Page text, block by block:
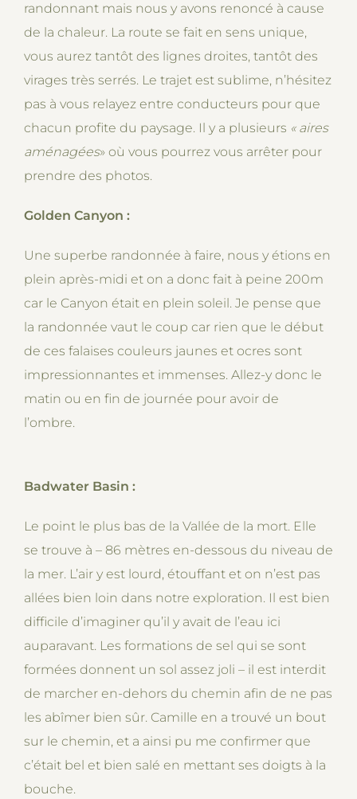
randonnant mais nous y avons renoncé à cause
de la chaleur. La route se fait en sens unique,
vous aurez tantôt des lignes droites, tantôt des
virages très serrés. Le trajet est sublime, n’hésitez
pas à vous relayez entre conducteurs pour que
chacun profite du paysage. Il y a plusieurs « aires
aménagées» où vous pourrez vous arrêter pour
prendre des photos.
Golden Canyon :
Une superbe randonnée à faire, nous y étions en
plein après-midi et on a donc fait à peine 200m
car le Canyon était en plein soleil. Je pense que
la randonnée vaut le coup car rien que le début
de ces falaises couleurs jaunes et ocres sont
impressionnantes et immenses. Allez-y donc le
matin ou en fin de journée pour avoir de
l’ombre.
Badwater Basin :
Le point le plus bas de la Vallée de la mort. Elle
se trouve à – 86 mètres en-dessous du niveau de
la mer. L’air y est lourd, étouffant et on n’est pas
allées bien loin dans notre exploration. Il est bien
difficile d’imaginer qu’il y avait de l’eau ici
auparavant. Les formations de sel qui se sont
formées donnent un sol assez joli – il est interdit
de marcher en-dehors du chemin afin de ne pas
les abîmer bien sûr. Camille en a trouvé un bout
sur le chemin, et a ainsi pu me confirmer que
c’était bel et bien salé en mettant ses doigts à la
bouche.